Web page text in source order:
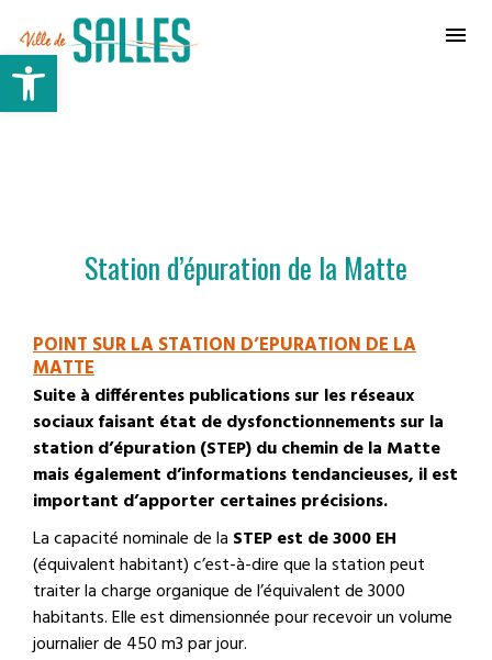
Ouvrir la barre d’outils
Station d’épuration de la Matte
POINT SUR LA STATION D’EPURATION DE LA
MATTE
Suite à différentes publications sur les réseaux
sociaux faisant état de dysfonctionnements sur la
station d’épuration (STEP) du chemin de la Matte
mais également d’informations tendancieuses, il est
important d’apporter certaines précisions.
La capacité nominale de la STEP est de 3000 EH
(équivalent habitant) c’est-à-dire que la station peut
traiter la charge organique de l’équivalent de 3000
habitants. Elle est dimensionnée pour recevoir un volume
journalier de 450 m3 par jour.